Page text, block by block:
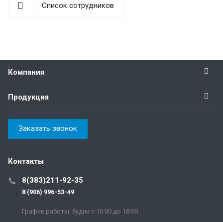
Список сотрудников
Компания
Продукция
Заказать звонок
Контакты
8(383)211-92-35
8 (906) 996-53-49
График работы: будни с 10:00 до 18:00